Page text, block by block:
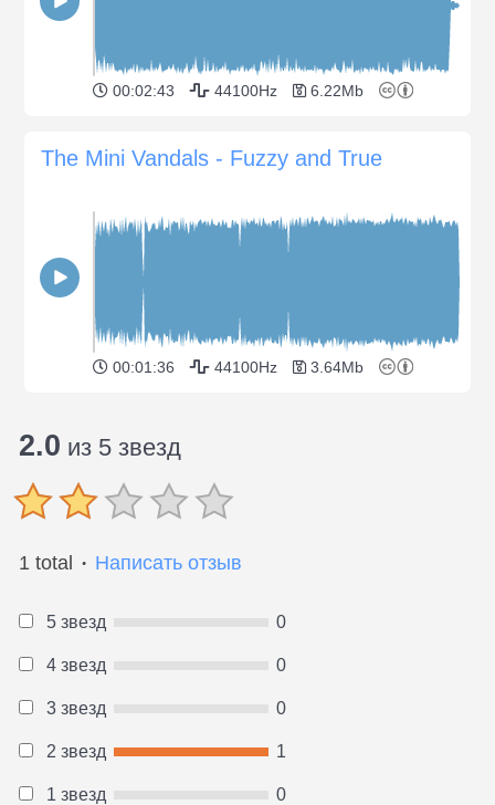
00:02:43 44100Hz 6.22Mb
The Mini Vandals - Fuzzy and True
00:01:36 44100Hz 3.64Mb
2.0 из 5 звезд
1 total ● Написать отзыв
5 звезд 0
4 звезд 0
3 звезд 0
2 звезд 1
1 звезд 0